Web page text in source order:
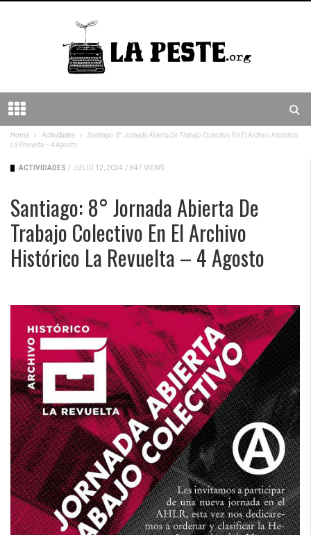
Home Actividades
Santiago: 8° Jornada Abierta De Trabajo Colectivo En El Archivo Histórico
La Revuelta – 4 Agosto
ACTIVIDADES / JULIO 12, 2024 / 847 VIEWS
Santiago: 8° Jornada Abierta De
Trabajo Colectivo En El Archivo
Histórico La Revuelta – 4 Agosto